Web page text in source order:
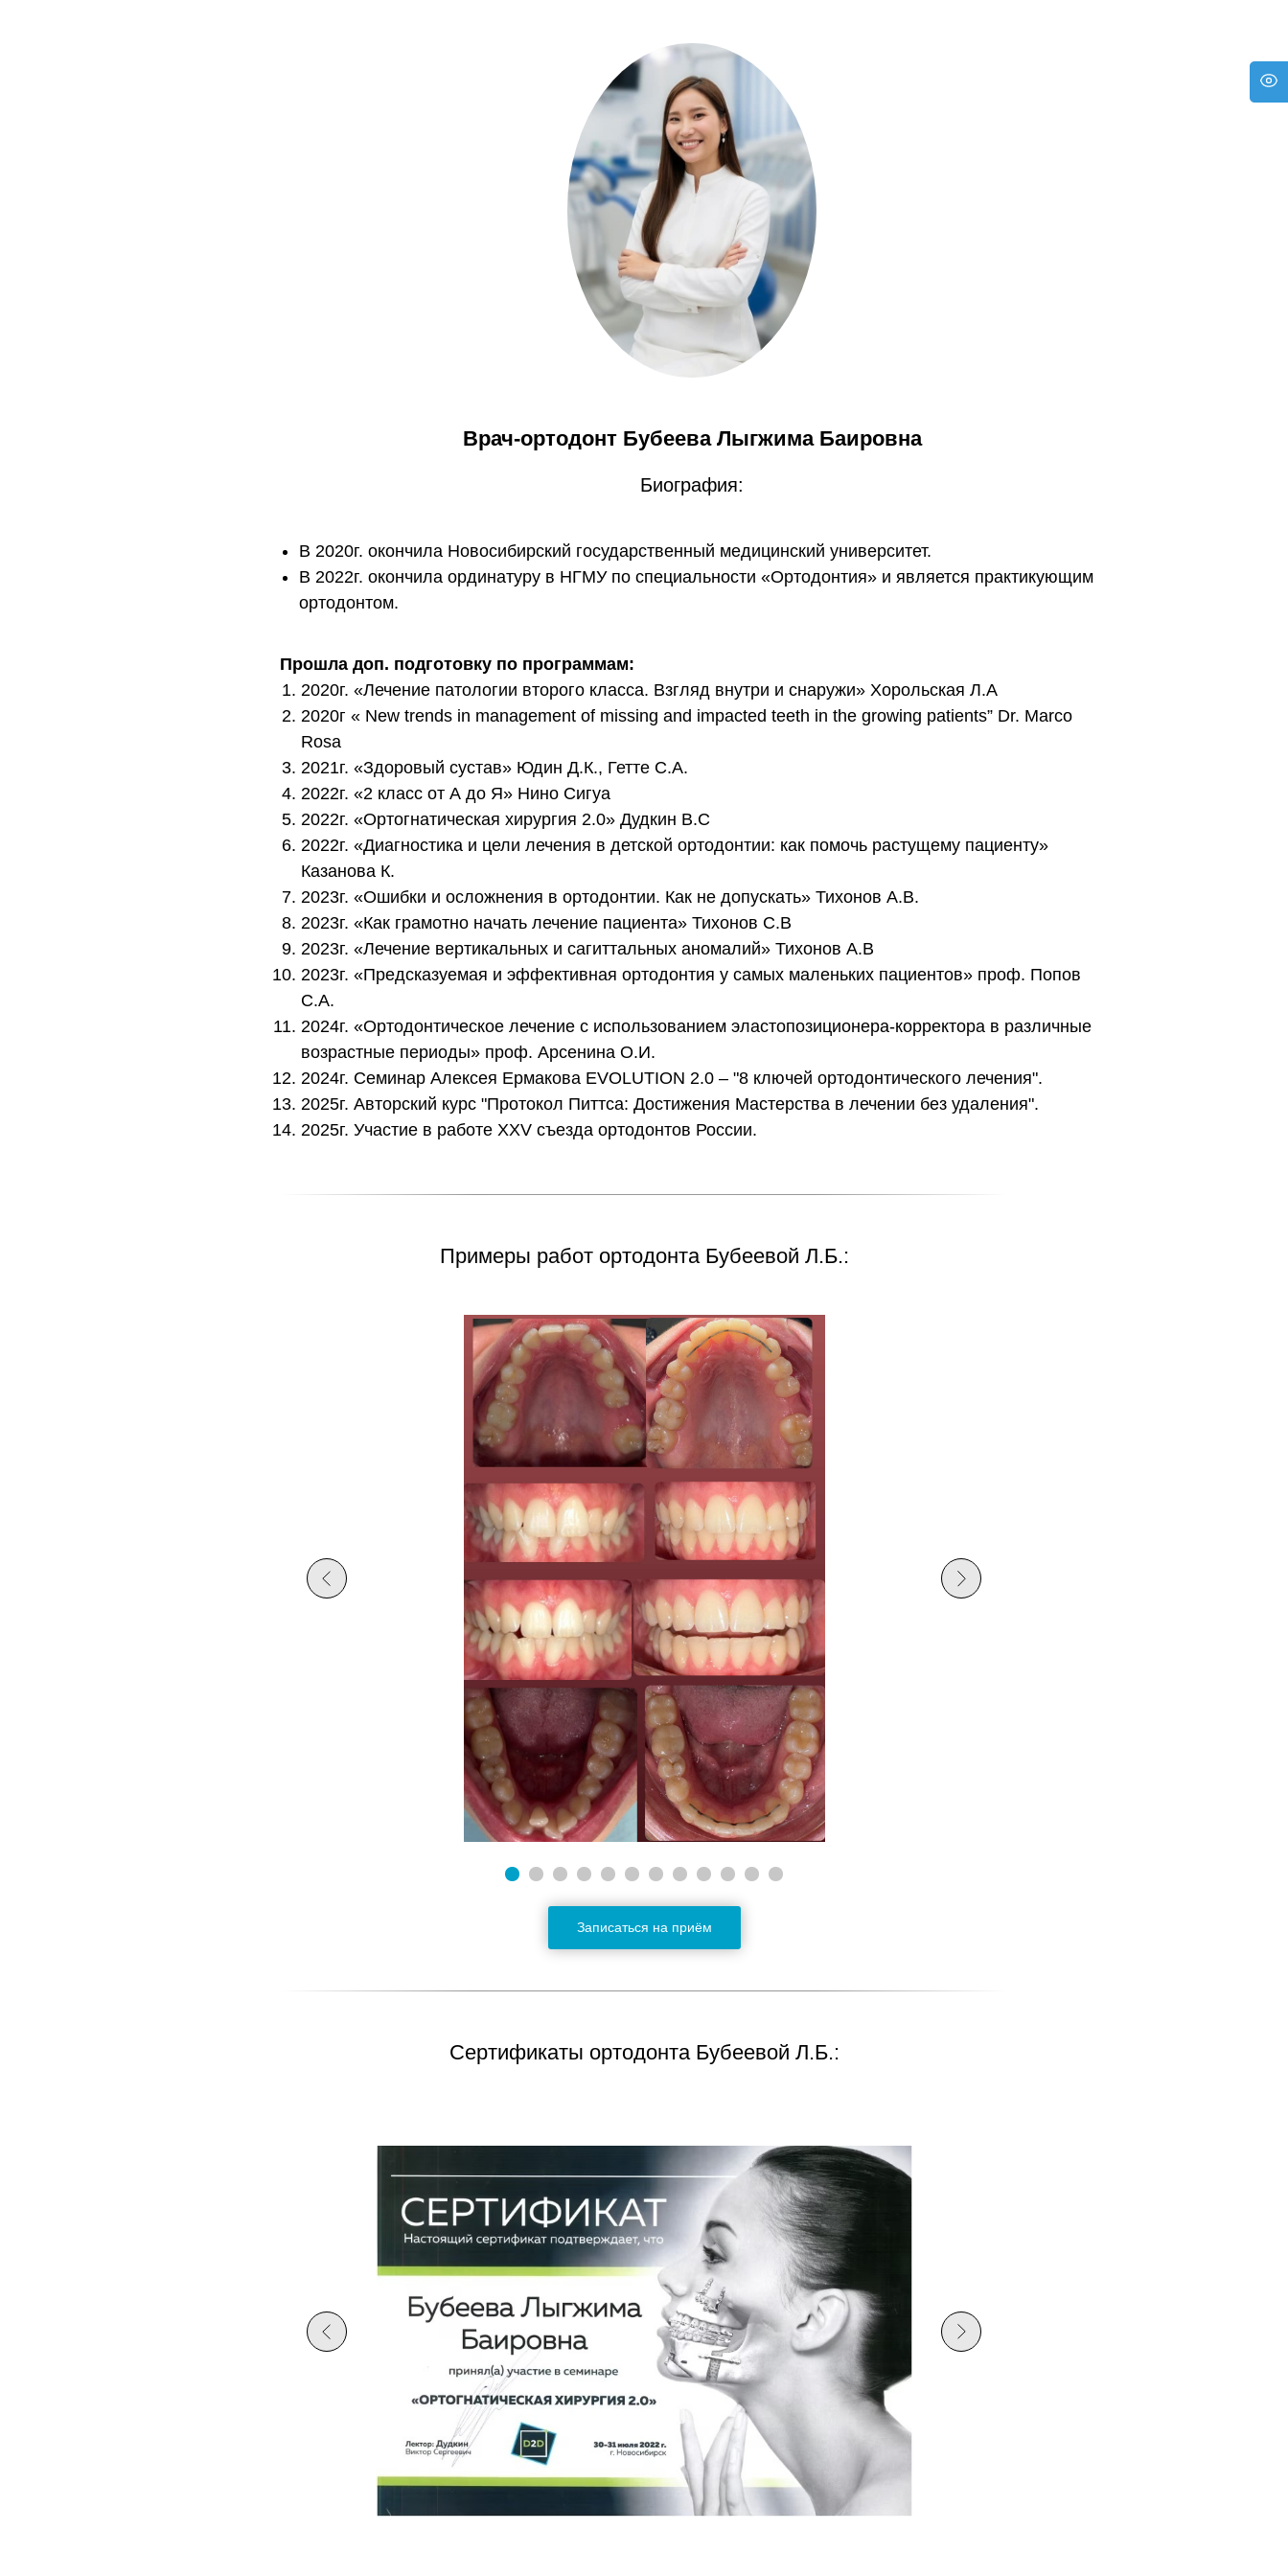
Врач-ортодонт Бубеева Лыгжима Баировна
Биография:
В 2020г. окончила Новосибирский государственный медицинский университет.
В 2022г. окончила ординатуру в НГМУ по специальности «Ортодонтия» и является практикующим
ортодонтом.
Прошла доп. подготовку по программам:
2020г. «Лечение патологии второго класса. Взгляд внутри и снаружи» Хорольская Л.А
2020г « New trends in management of missing and impacted teeth in the growing patients” Dr. Marco
Rosa
2021г. «Здоровый сустав» Юдин Д.К., Гетте С.А.
2022г. «2 класс от А до Я» Нино Сигуа
2022г. «Ортогнатическая хирургия 2.0» Дудкин В.С
2022г. «Диагностика и цели лечения в детской ортодонтии: как помочь растущему пациенту»
Казанова К.
2023г. «Ошибки и осложнения в ортодонтии. Как не допускать» Тихонов А.В.
2023г. «Как грамотно начать лечение пациента» Тихонов С.В
2023г. «Лечение вертикальных и сагиттальных аномалий» Тихонов А.В
2023г. «Предсказуемая и эффективная ортодонтия у самых маленьких пациентов» проф. Попов
С.А.
2024г. «Ортодонтическое лечение с использованием эластопозиционера-корректора в различные
возрастные периоды» проф. Арсенина О.И.
2024г. Семинар Алексея Ермакова ЕVOLUTION 2.0 – "8 ключей ортодонтического лечения".
2025г. Авторский курс "Протокол Питтса: Достижения Мастерства в лечении без удаления".
2025г. Участие в работе XXV съезда ортодонтов России.
Примеры работ ортодонта Бубеевой Л.Б.:
Записаться на приём
Сертификаты ортодонта Бубеевой Л.Б.: